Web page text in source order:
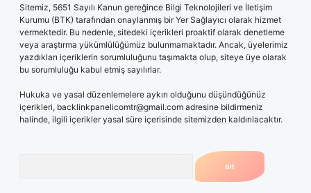
Sitemiz, 5651 Sayılı Kanun gereğince Bilgi Teknolojileri ve İletişim
Kurumu (BTK) tarafından onaylanmış bir Yer Sağlayıcı olarak hizmet
vermektedir. Bu nedenle, sitedeki içerikleri proaktif olarak denetleme
veya araştırma yükümlülüğümüz bulunmamaktadır. Ancak, üyelerimiz
yazdıkları içeriklerin sorumluluğunu taşımakta olup, siteye üye olarak
bu sorumluluğu kabul etmiş sayılırlar.
Hukuka ve yasal düzenlemelere aykırı olduğunu düşündüğünüz
içerikleri, backlinkpanelicomtr@gmail.com adresine bildirmeniz
halinde, ilgili içerikler yasal süre içerisinde sitemizden kaldırılacaktır.